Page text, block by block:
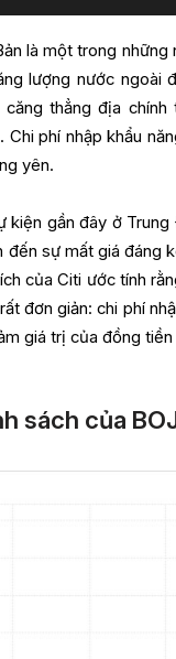
là một trong những
lượng nước ngoài
căng thẳng địa
Chi phí nhập khẩu
yên.
kiện gần đây ở
đến sự mất giá đáng
của Citi ước tính
đơn giản: chi phí
giá trị của đồng tiền
sách của